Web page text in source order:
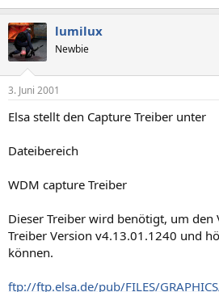
lumilux
Newbie
3. Juni 2001
Elsa stellt den Capture Treiber unter
Dateibereich
WDM capture Treiber
Dieser Treiber wird benötigt, um den
Treiber Version v4.13.01.1240 und
können.
ftp://ftp.elsa.de/pub/FILES/